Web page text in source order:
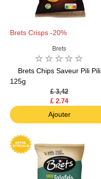
Brets Crisps -20%
Brets
Brets Chips Saveur Pili Pili
125g
£ 3,42
£ 2.74
Ajouter